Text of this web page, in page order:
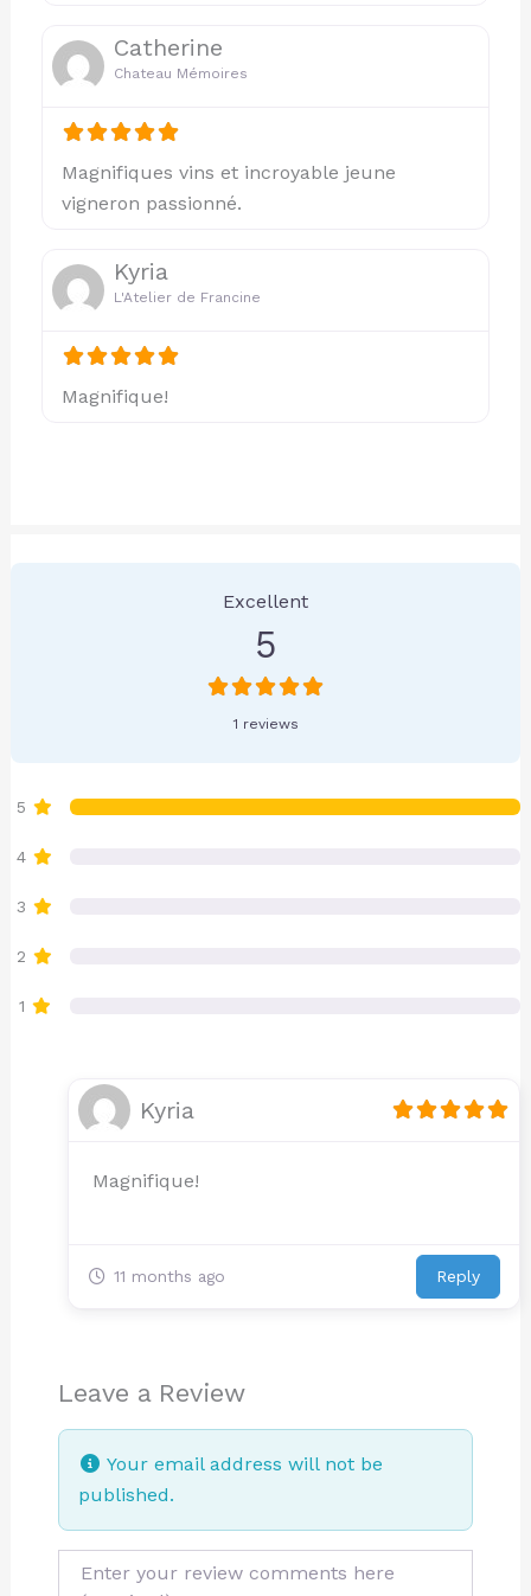
Catherine
Chateau Mémoires
Magnifiques vins et incroyable jeune
vigneron passionné.
Kyria
L'Atelier de Francine
Magnifique!
Excellent
5
1 reviews
5
4
3
2
1
Kyria
Magnifique!
11 months ago Reply
Leave a Review
Your email address will not be
published.